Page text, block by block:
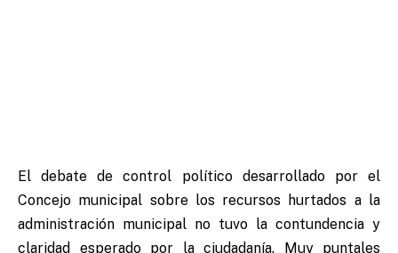
El debate de control político desarrollado por el
Concejo municipal sobre los recursos hurtados a la
administración municipal no tuvo la contundencia y
claridad esperado por la ciudadanía. Muy puntales